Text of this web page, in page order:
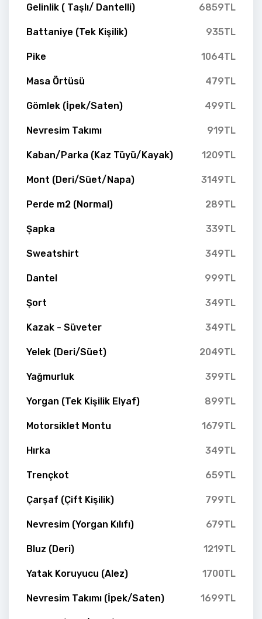
Gelinlik ( Taşlı/ Dantelli) 6859TL
Battaniye (Tek Kişilik) 935TL
Pike 1064TL
Masa Örtüsü 479TL
Gömlek (İpek/Saten) 499TL
Nevresim Takımı 919TL
Kaban/Parka (Kaz Tüyü/Kayak) 1209TL
Mont (Deri/Süet/Napa) 3149TL
Perde m2 (Normal) 289TL
Şapka 339TL
Sweatshirt 349TL
Dantel 999TL
Şort 349TL
Kazak - Süveter 349TL
Yelek (Deri/Süet) 2049TL
Yağmurluk 399TL
Yorgan (Tek Kişilik Elyaf) 899TL
Motorsiklet Montu 1679TL
Hırka 349TL
Trençkot 659TL
Çarşaf (Çift Kişilik) 799TL
Nevresim (Yorgan Kılıfı) 679TL
Bluz (Deri) 1219TL
Yatak Koruyucu (Alez) 1700TL
Nevresim Takımı (İpek/Saten) 1699TL